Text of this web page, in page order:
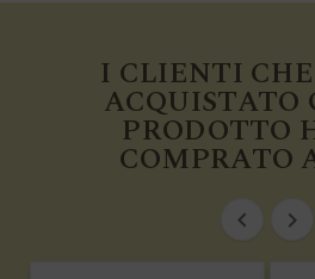
I CLIENTI
ACQUISTATO
PRODOTTO
COMPRATO
 